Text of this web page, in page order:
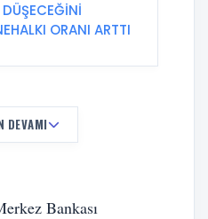
ORANI ARTTI
DEVAMI
Bankası